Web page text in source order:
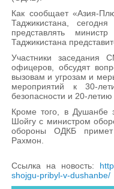
Как сообщает «Азия-
Таджикистана,
представлять
Таджикистана
Участники заседания
офицеров, обсудят
вызовам и угрозам и
мероприятий к 30-
безопасности и 20-
Кроме того, в Душанбе
Шойгу с министром
обороны ОДКБ примет
Рахмон.
Ссылка на новость:
shojgu-pribyl-v-dushanbe/